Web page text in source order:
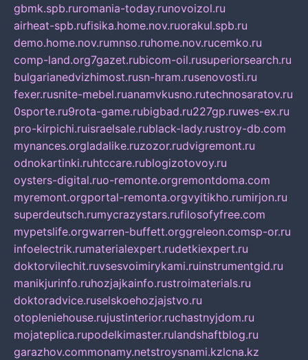
gbmk.spb.ruromania-today.runovoizol.ru
airheat-spb.rufisika.home.nov.ruorakul.spb.ru
demo.home.nov.rumnso.ruhome.nov.rucemko.ru
comp-land.org7gazet.rubicom-oil.rusuperiorsearch.ru
bulgarianedvizhimost.rusn-hram.rusenovosti.ru
fexer.rusnite-mebel.ruanamvkusno.rutechnosaratov.ru
0sporte.ru9rota-game.rubigbad.ru227gp.ruwes-ex.ru
pro-kirpichi.ruisraelsale.rublack-lady.rustroy-db.com
mynances.orgladalike.ruzozor.rudvigremont.ru
odnokartinki.ruhtccare.rublogizotovoy.ru
oysters-digital.ruo-remonte.orgremontdoma.com
myremont.orgportal-remonta.orgvyitikho.rumirjon.ru
superdeutsch.rumycrazystars.rufilosofyfree.com
mypetslife.orgwarren-buffett.orggreleon.comsp-or.ru
infoelectrik.rumaterialexpert.rudetkiexpert.ru
doktorvilechit.ruvsesvoimirykami.ruinstrumentgid.ru
manikjurinfo.ruhozjajkainfo.rustroimaterials.ru
doktoradvice.ruselskoehozjajstvo.ru
otopleniehouse.rujustinterior.ruchastnyjdom.ru
mojateplica.rupodelkimaster.rulandshaftblog.ru
garazhov.commonamy.netstroysnami.kzlcna.kz